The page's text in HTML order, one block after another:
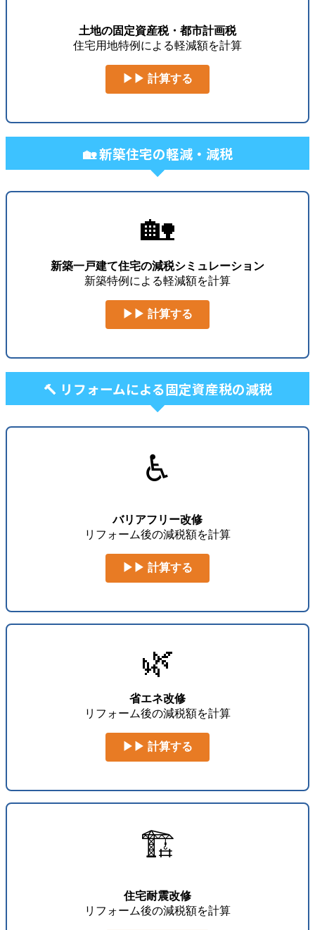
土地の固定資産税・都市計画税
住宅用地特例による軽減額を計算
▶▶ 計算する
🏡 新築住宅の軽減・減税
🏡
新築一戸建て住宅の減税シミュレーション
新築特例による軽減額を計算
▶▶ 計算する
🔨 リフォームによる固定資産税の減税
♿
バリアフリー改修
リフォーム後の減税額を計算
▶▶ 計算する
🌿
省エネ改修
リフォーム後の減税額を計算
▶▶ 計算する
🏗️
住宅耐震改修
リフォーム後の減税額を計算